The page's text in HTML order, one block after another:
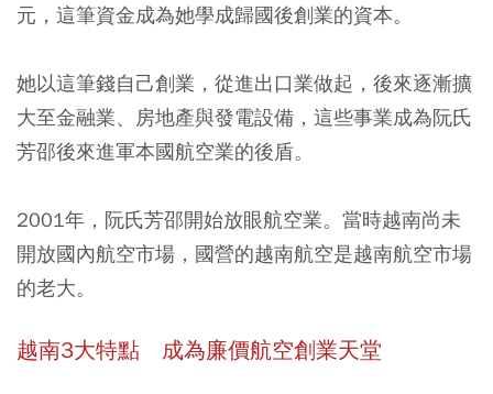
元，這筆資金成為她學成歸國後創業的資本。
她以這筆錢自己創業，從進出口業做起，後來逐漸擴
大至金融業、房地產與發電設備，這些事業成為阮氏
芳邵後來進軍本國航空業的後盾。
2001年，阮氏芳邵開始放眼航空業。當時越南尚未
開放國內航空市場，國營的越南航空是越南航空市場
的老大。
越南3大特點 成為廉價航空創業天堂